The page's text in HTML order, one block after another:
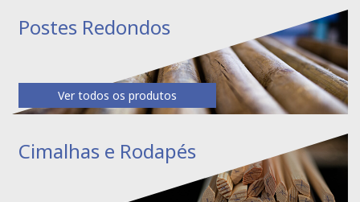
Postes Redondos
Ver todos os produtos
Cimalhas e Rodapés